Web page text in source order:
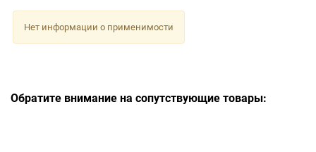
Нет информации о применимости
Обратите внимание на сопутствующие товары: